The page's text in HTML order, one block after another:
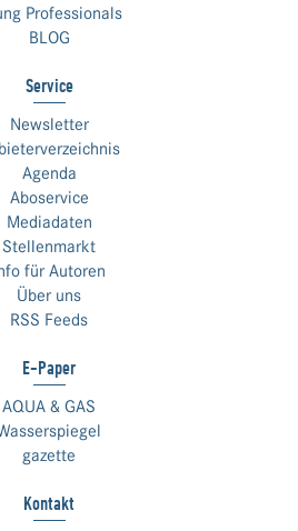
Professionals
BLOG
Service
Newsletter
Agenda
Aboservice
Mediadaten
Stellenmarkt
für Autoren
Über uns
RSS Feeds
E-Paper
AQUA & GAS
gazette
Kontakt